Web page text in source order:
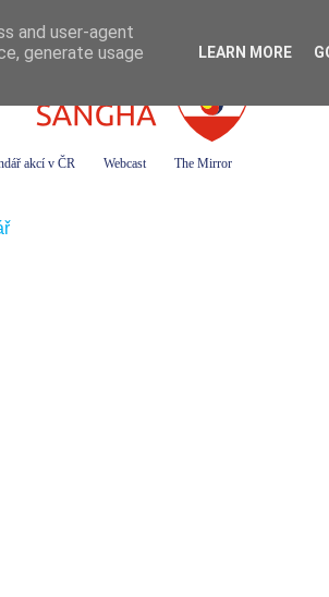
akcí v ČR Webcast The Mirror
and user-agent
generate usage
LEARN MORE